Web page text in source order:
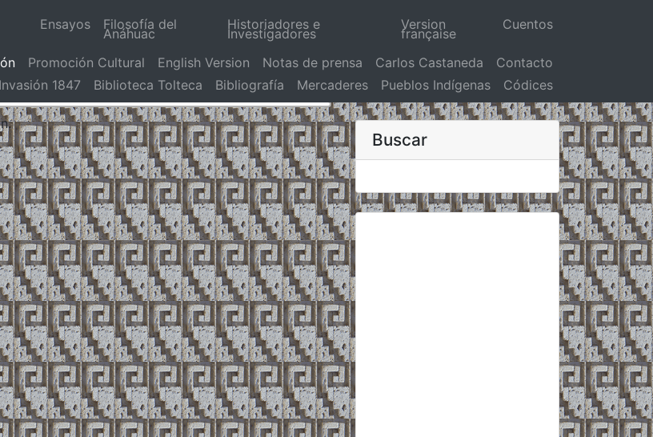
Ensayos Filosofía del
Anáhuac
Historiadores e
Investigadores
Version
française
Cuentos
Promoción Cultural English Version Notas de prensa Carlos Castaneda
Contacto
Invasión 1847
Biblioteca Tolteca Bibliografía Mercaderes Pueblos Indígenas Códices
Buscar